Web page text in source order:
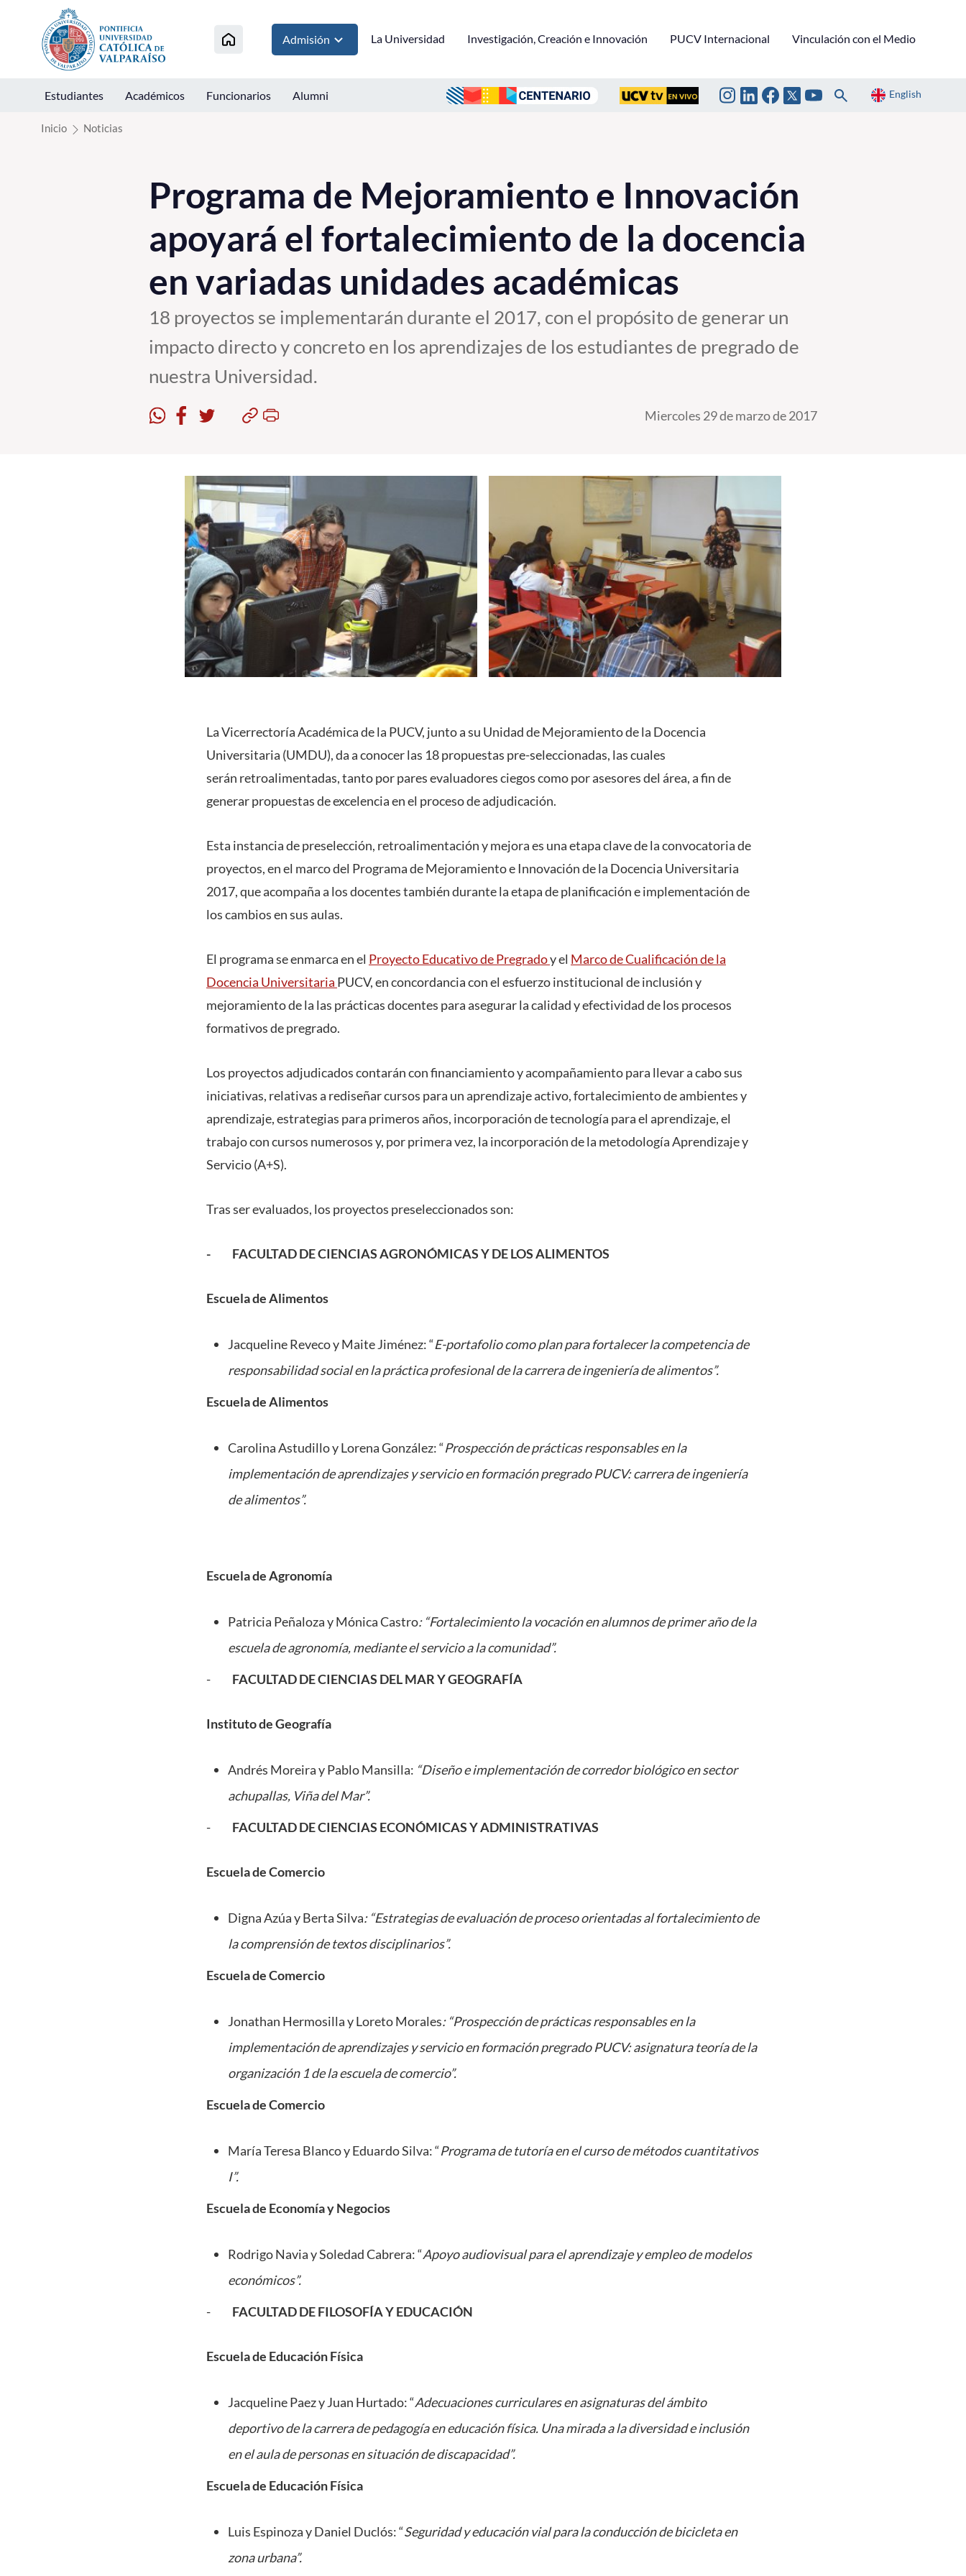
Click acá para ir directamente al contenido
Admisión La Universidad Investigación, Creación e Innovación PUCV Internacional Vinculación con el Medio
Estudiantes Académicos Funcionarios Alumni English
Inicio Noticias
Programa de Mejoramiento e Innovación
apoyará el fortalecimiento de la docencia
en variadas unidades académicas
18 proyectos se implementarán durante el 2017, con el propósito de generar un
impacto directo y concreto en los aprendizajes de los estudiantes de pregrado de
nuestra Universidad.
Miercoles 29 de marzo de 2017
La Vicerrectoría Académica de la PUCV, junto a su Unidad de Mejoramiento de la Docencia
Universitaria (UMDU), da a conocer las 18 propuestas pre-seleccionadas, las cuales
serán retroalimentadas, tanto por pares evaluadores ciegos como por asesores del área, a fin de
generar propuestas de excelencia en el proceso de adjudicación.
Esta instancia de preselección, retroalimentación y mejora es una etapa clave de la convocatoria de
proyectos, en el marco del Programa de Mejoramiento e Innovación de la Docencia Universitaria
2017, que acompaña a los docentes también durante la etapa de planificación e implementación de
los cambios en sus aulas.
El programa se enmarca en el Proyecto Educativo de Pregradoy el Marco de Cualificación de la
Docencia Universitaria PUCV, en concordancia con el esfuerzo institucional de inclusión y
mejoramiento de la las prácticas docentes para asegurar la calidad y efectividad de los procesos
formativos de pregrado.
Los proyectos adjudicados contarán con financiamiento y acompañamiento para llevar a cabo sus
iniciativas, relativas a rediseñar cursos para un aprendizaje activo, fortalecimiento de ambientes y
aprendizaje, estrategias para primeros años, incorporación de tecnología para el aprendizaje, el
trabajo con cursos numerosos y, por primera vez, la incorporación de la metodología Aprendizaje y
Servicio (A+S).
Tras ser evaluados, los proyectos preseleccionados son:
- FACULTAD DE CIENCIAS AGRONÓMICAS Y DE LOS ALIMENTOS
Escuela de Alimentos
Jacqueline Reveco y Maite Jiménez: “E-portafolio como plan para fortalecer la competencia de
responsabilidad social en la práctica profesional de la carrera de ingeniería de alimentos”.
Escuela de Alimentos
Carolina Astudillo y Lorena González: “Prospección de prácticas responsables en la
implementación de aprendizajes y servicio en formación pregrado PUCV: carrera de ingeniería
de alimentos”.
Escuela de Agronomía
Patricia Peñaloza y Mónica Castro: “Fortalecimiento la vocación en alumnos de primer año de la
escuela de agronomía, mediante el servicio a la comunidad”.
- FACULTAD DE CIENCIAS DEL MAR Y GEOGRAFÍA
Instituto de Geografía
Andrés Moreira y Pablo Mansilla: “Diseño e implementación de corredor biológico en sector
achupallas, Viña del Mar”.
- FACULTAD DE CIENCIAS ECONÓMICAS Y ADMINISTRATIVAS
Escuela de Comercio
Digna Azúa y Berta Silva: “Estrategias de evaluación de proceso orientadas al fortalecimiento de
la comprensión de textos disciplinarios”.
Escuela de Comercio
Jonathan Hermosilla y Loreto Morales: “Prospección de prácticas responsables en la
implementación de aprendizajes y servicio en formación pregrado PUCV: asignatura teoría de la
organización 1 de la escuela de comercio”.
Escuela de Comercio
María Teresa Blanco y Eduardo Silva: “Programa de tutoría en el curso de métodos cuantitativos
I”.
Escuela de Economía y Negocios
Rodrigo Navia y Soledad Cabrera: “Apoyo audiovisual para el aprendizaje y empleo de modelos
económicos”.
- FACULTAD DE FILOSOFÍA Y EDUCACIÓN
Escuela de Educación Física
Jacqueline Paez y Juan Hurtado: “Adecuaciones curriculares en asignaturas del ámbito
deportivo de la carrera de pedagogía en educación física. Una mirada a la diversidad e inclusión
en el aula de personas en situación de discapacidad”.
Escuela de Educación Física
Luis Espinoza y Daniel Duclós: “Seguridad y educación vial para la conducción de bicicleta en
zona urbana”.